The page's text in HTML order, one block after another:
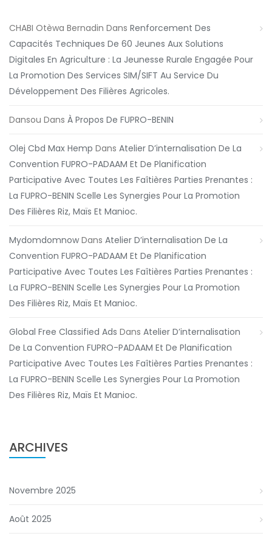
CHABI Otèwa Bernadin Dans Renforcement Des
Capacités Techniques De 60 Jeunes Aux Solutions
Digitales En Agriculture : La Jeunesse Rurale Engagée Pour
La Promotion Des Services SIM/SIFT Au Service Du
Développement Des Filières Agricoles.
Dansou Dans À Propos De FUPRO-BENIN
Olej Cbd Max Hemp Dans Atelier D’internalisation De La
Convention FUPRO-PADAAM Et De Planification
Participative Avec Toutes Les Faîtières Parties Prenantes :
La FUPRO-BENIN Scelle Les Synergies Pour La Promotion
Des Filières Riz, Maïs Et Manioc.
Mydomdomnow Dans Atelier D’internalisation De La
Convention FUPRO-PADAAM Et De Planification
Participative Avec Toutes Les Faîtières Parties Prenantes :
La FUPRO-BENIN Scelle Les Synergies Pour La Promotion
Des Filières Riz, Maïs Et Manioc.
Global Free Classified Ads Dans Atelier D’internalisation
De La Convention FUPRO-PADAAM Et De Planification
Participative Avec Toutes Les Faîtières Parties Prenantes :
La FUPRO-BENIN Scelle Les Synergies Pour La Promotion
Des Filières Riz, Maïs Et Manioc.
ARCHIVES
Novembre 2025
Août 2025